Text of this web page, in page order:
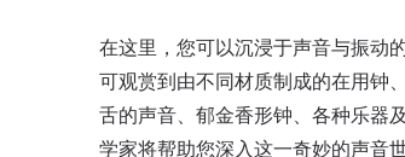
在这里，您可以沉浸于声音与振动
可观赏到由不同材质制成的在用钟
舌的声音、郁金香形钟、各种乐器
学家将帮助您深入这一奇妙的声音